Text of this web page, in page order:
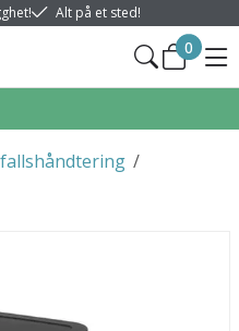
Alt på et sted!
0
/